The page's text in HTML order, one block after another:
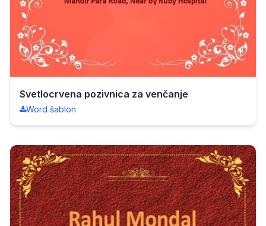
Svetlocrvena pozivnica za venčanje
Word šablon